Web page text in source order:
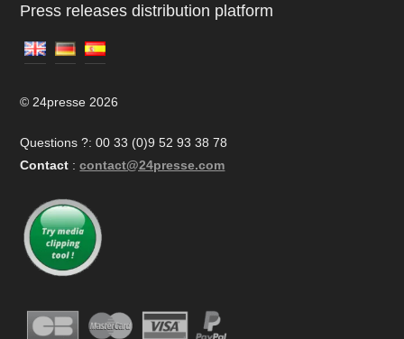
Press releases distribution platform
© 24presse 2026
Questions ?: 00 33 (0)9 52 93 38 78
Contact : contact@24presse.com